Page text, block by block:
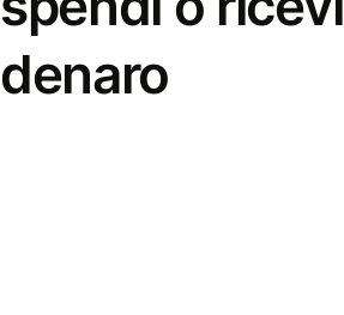
denaro